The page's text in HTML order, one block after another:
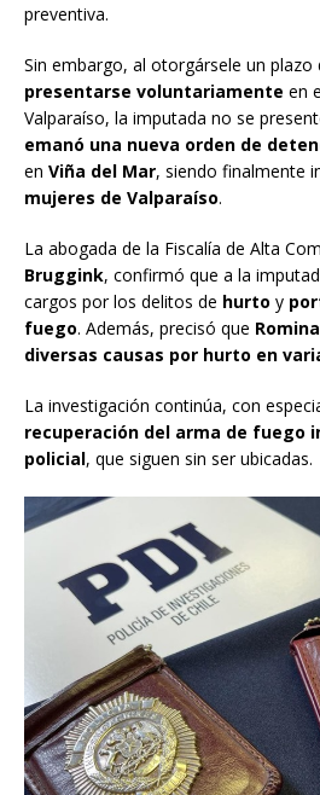
preventiva.
Sin embargo, al otorgársele un plazo
presentarse voluntariamente en
Valparaíso, la imputada no se
emanó una nueva orden de
en Viña del Mar, siendo finalmente
mujeres de Valparaíso.
La abogada de la Fiscalía de Alta
Bruggink, confirmó que a la
cargos por los delitos de hurto y
fuego. Además, precisó que
diversas causas por hurto en
La investigación continúa, con
recuperación del arma de fuego
policial, que siguen sin ser ubicadas.